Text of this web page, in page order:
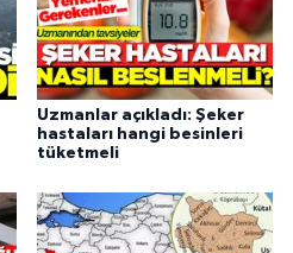
Uzmanlar açıkladı: Şeker
hastaları hangi besinleri
tüketmeli